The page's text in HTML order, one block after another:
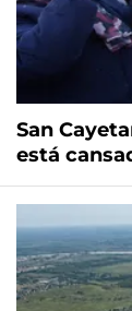
San
está